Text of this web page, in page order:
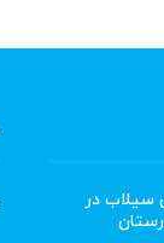
سیلاب در